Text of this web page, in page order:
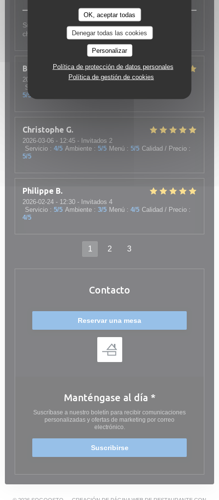
OK, aceptar todas
Denegar todas las cookies
Personalizar
Política de protección de datos personales
Política de gestión de cookies
Super restaurant, bonne cuisine et ambiance très
chaleureuse
B
2026-03-14
- 19:45 - Invitados 2
Servicio
5/5
Christophe G
2026-03-06 - 12:45 - Invitados 2
Servicio : 4/5 Ambiente : 5/5 Menú : 5/5 Calidad / Precio :
5/5
Philippe B
2026-02-24 - 12:30 - Invitados 4
Servicio : 5/5 Ambiente : 3/5 Menú : 4/5 Calidad / Precio :
4/5
1 2 3
Contacto
Reservar una mesa
Manténgase al día *
Suscríbase a nuestro boletín para recibir comunicaciones
personalizadas y ofertas de marketing por correo
electrónico.
Suscribirse